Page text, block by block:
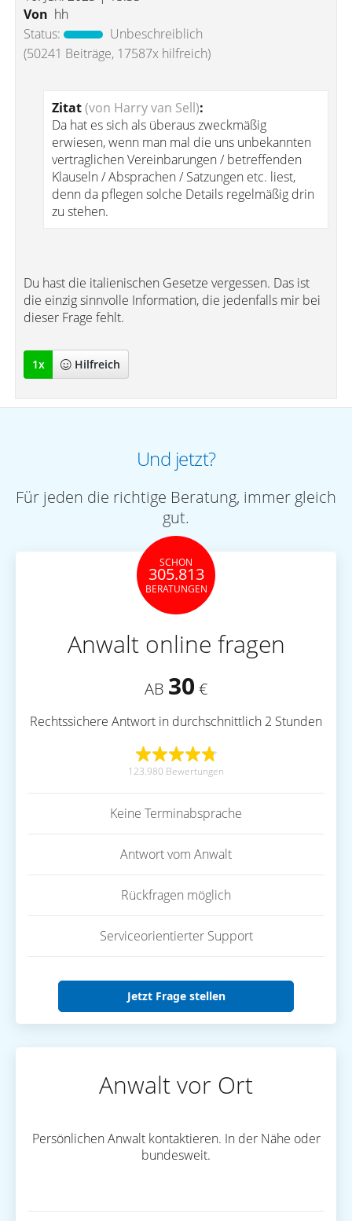
Von hh
Status:
Unbeschreiblich
(50241 Beiträge, 17587x hilfreich)
Zitat(von Harry van Sell):
Da hat es sich als überaus zweckmäßig
erwiesen, wenn man mal die uns unbekannten
vertraglichen Vereinbarungen / betreffenden
Klauseln / Absprachen / Satzungen etc. liest,
denn da pflegen solche Details regelmäßig drin
zu stehen.
Du hast die italienischen Gesetze vergessen. Das ist
die einzig sinnvolle Information, die jedenfalls mir bei
dieser Frage fehlt.
1x Hilfreich
Und jetzt?
Für jeden die richtige Beratung, immer gleich
gut.
SCHON
305.813
BERATUNGEN
Anwalt online fragen
AB 30 €
Rechtssichere Antwort in durchschnittlich 2 Stunden
123.980 Bewertungen
Keine Terminabsprache
Antwort vom Anwalt
Rückfragen möglich
Serviceorientierter Support
Jetzt Frage stellen
Anwalt vor Ort
Persönlichen Anwalt kontaktieren. In der Nähe oder
bundesweit.